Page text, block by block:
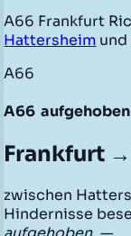
A66 Frankfurt
Hattersheim und
A66
A66 aufgehoben
Frankfurt
zwischen
Hindernisse